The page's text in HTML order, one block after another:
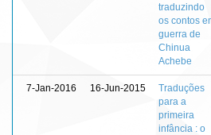
traduzindo
os contos
guerra de
Chinua
Achebe
7-Jan-2016 16-Jun-2015
Traduções
para a
primeira
infância : o